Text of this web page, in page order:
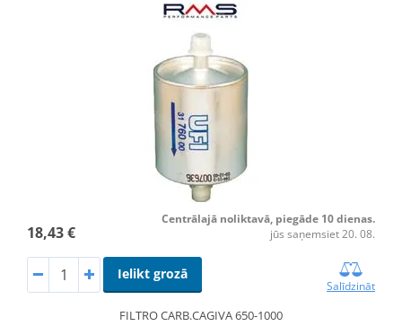
18,43 €
Centrālajā noliktavā, piegāde 10 dienas.
jūs saņemsiet 20. 08.
Ielikt grozā
Salīdzināt
FILTRO CARB.CAGIVA 650-1000